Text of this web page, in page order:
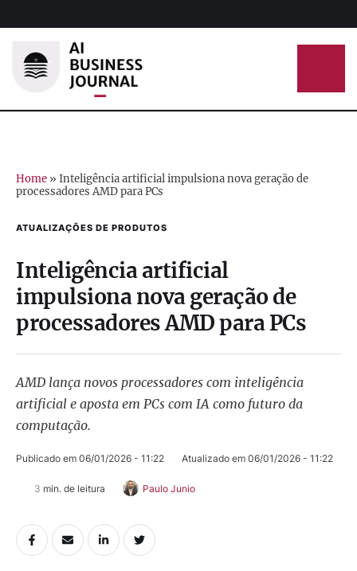
Home » Inteligência artificial impulsiona nova geração de
processadores AMD para PCs
ATUALIZAÇÕES DE PRODUTOS
Inteligência artificial
impulsiona nova geração de
processadores AMD para PCs
AMD lança novos processadores com inteligência
artificial e aposta em PCs com IA como futuro da
computação.
Publicado em 06/01/2026 - 11:22 Atualizado em 06/01/2026 - 11:22
3 min. de leitura Paulo Junio